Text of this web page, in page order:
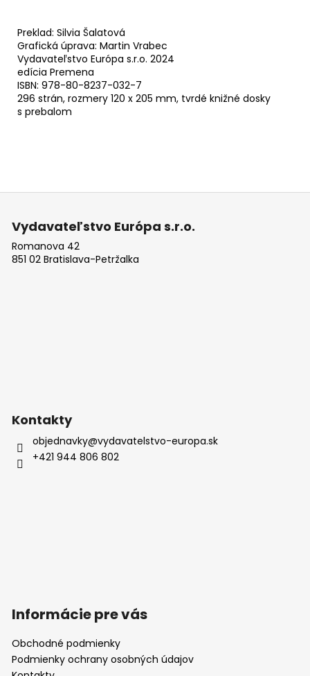
Preklad: Silvia Šalatová
Grafická úprava: Martin Vrabec
Vydavateľstvo Európa s.r.o. 2024
edícia Premena
ISBN: 978-80-8237-032-7
296 strán, rozmery 120 x 205 mm, tvrdé knižné dosky
s prebalom
Z
Vydavateľstvo Európa s.r.o.
Romanova 42
851 02 Bratislava-Petržalka
Kontakty
objednavky@vydavatelstvo-europa.sk
+421 944 806 802
Informácie pre vás
Obchodné podmienky
Podmienky ochrany osobných údajov